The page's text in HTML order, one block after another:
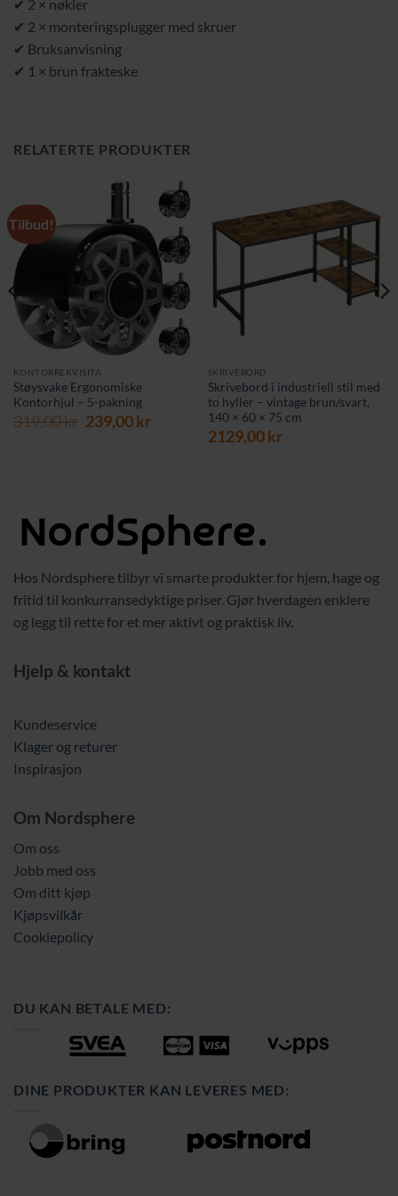
✔ 2 × nøkler
✔ 2 × monteringsplugger med skruer
✔ Bruksanvisning
✔ 1 × brun frakteske
RELATERTE PRODUKTER
Tilbud!
KONTORREKVISITA
Støysvake Ergonomiske
Kontorhjul – 5-pakning
319,00kr Opprinnelig
239,00krNåværende
SKRIVEBORD
Skrivebord i industriell stil med
to hyller – vintage brun/svart,
140 × 60 × 75 cm
2129,00kr
Hos Nordsphere tilbyr vi smarte produkter for hjem, hage og
fritid til konkurransedyktige priser. Gjør hverdagen enklere
og legg til rette for et mer aktivt og praktisk liv.
Hjelp & kontakt
Kundeservice
Klager og returer
Inspirasjon
Om Nordsphere
Om oss
Jobb med oss
Om ditt kjøp
Kjøpsvilkår
Cookiepolicy
DU KAN BETALE MED:
DINE PRODUKTER KAN LEVERES MED: